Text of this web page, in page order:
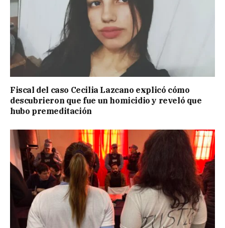
Fiscal del caso Cecilia Lazcano explicó cómo
descubrieron que fue un homicidio y reveló que
hubo premeditación